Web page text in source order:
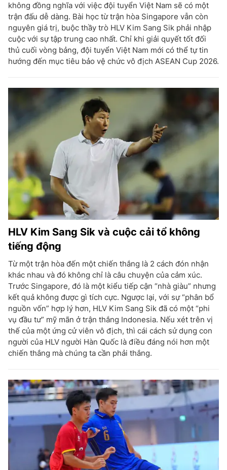
không đồng nghĩa với việc đội tuyển Việt Nam sẽ có một
trận đấu dễ dàng. Bài học từ trận hòa Singapore vẫn còn
nguyên giá trị, buộc thầy trò HLV Kim Sang Sik phải nhập
cuộc với sự tập trung cao nhất. Chỉ khi giải quyết tốt đối
thủ cuối vòng bảng, đội tuyển Việt Nam mới có thể tự tin
hướng đến mục tiêu bảo vệ chức vô địch ASEAN Cup 2026.
HLV Kim Sang Sik và cuộc cải tổ không
tiếng động
Từ một trận hòa đến một chiến thắng là 2 cách đón nhận
khác nhau và đó không chỉ là câu chuyện của cảm xúc.
Trước Singapore, đó là một kiểu tiếp cận “nhà giàu” nhưng
kết quả không được gì tích cực. Ngược lại, với sự “phân bổ
nguồn vốn” hợp lý hơn, HLV Kim Sang Sik đã có một “phi
vụ đầu tư” mỹ mãn ở trận thắng Indonesia. Nếu xét trên vị
thế của một ứng cử viên vô địch, thì cái cách sử dụng con
người của HLV người Hàn Quốc là điều đáng nói hơn một
chiến thắng mà chúng ta cần phải thắng.